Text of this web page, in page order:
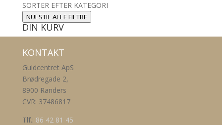
SORTER EFTER KATEGORI
NULSTIL ALLE FILTRE
DIN KURV
KONTAKT
Guldcentret ApS
Brødregade 2,
8900 Randers
CVR: 37486817
Tlf.: 86 42 81 45